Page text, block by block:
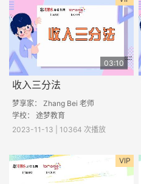
03:10
收入三分法
梦享家： Zhang Bei 老师
学校： 途梦教育
2023-11-13 | 10364 次播放
VIP